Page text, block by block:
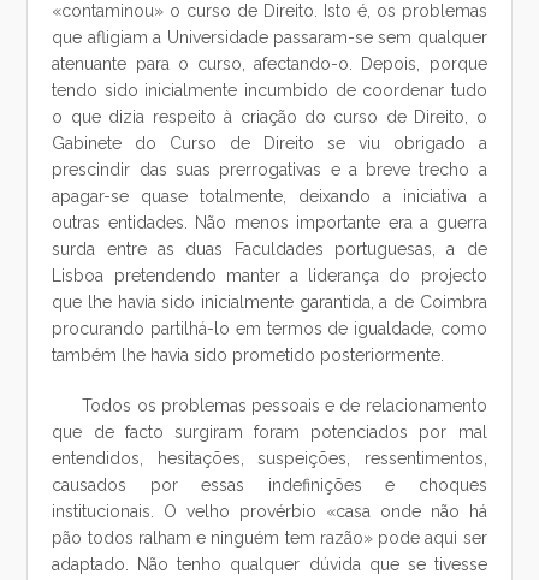
«contaminou» o curso de Direito. Isto é, os problemas
que afligiam a Universidade passaram-se sem qualquer
atenuante para o curso, afectando-o. Depois, porque
tendo sido inicialmente incumbido de coordenar tudo
o que dizia respeito à criação do curso de Direito, o
Gabinete do Curso de Direito se viu obrigado a
prescindir das suas prerrogativas e a breve trecho a
apagar-se quase totalmente, deixando a iniciativa a
outras entidades. Não menos importante era a guerra
surda entre as duas Faculdades portuguesas, a de
Lisboa pretendendo manter a liderança do projecto
que lhe havia sido inicialmente garantida, a de Coimbra
procurando partilhá-lo em termos de igualdade, como
também lhe havia sido prometido posteriormente.
Todos os problemas pessoais e de relacionamento
que de facto surgiram foram potenciados por mal
entendidos, hesitações, suspeições, ressentimentos,
causados por essas indefinições e choques
institucionais. O velho provérbio «casa onde não há
pão todos ralham e ninguém tem razão» pode aqui ser
adaptado. Não tenho qualquer dúvida que se tivesse